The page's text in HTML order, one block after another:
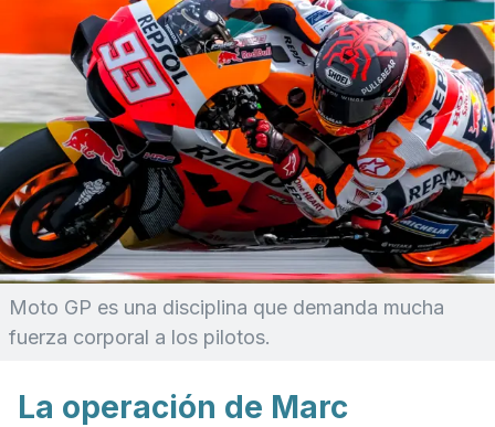
Moto GP es una disciplina que demanda mucha
fuerza corporal a los pilotos.
La operación de Marc